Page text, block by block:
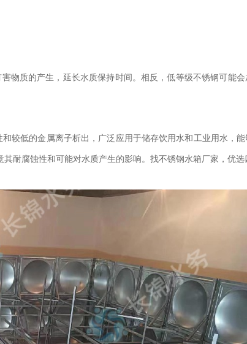
物质的产生，延长水质保持时间。相反，低等级不锈钢可能
较低的金属离子析出，广泛应用于储存饮用水和工业用水，
耐腐蚀性和可能对水质产生的影响。 找不锈钢水箱厂家，优选